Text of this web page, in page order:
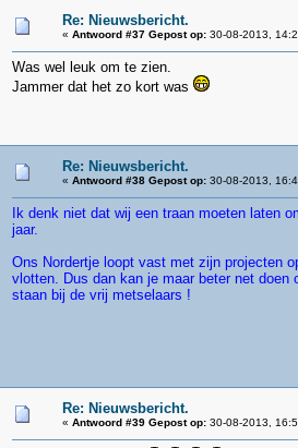
Re: Nieuwsbericht.
« Antwoord #37 Gepost op:30-08-2013,
Was wel leuk om te zien.
Jammer dat het zo kort was
Re: Nieuwsbericht.
« Antwoord #38 Gepost op:30-08-2013,
Ik denk niet dat wij een traan moeten laten
jaar.
Ons Nordertje loopt vast met zijn projecten
vlotten. Dus dan kan je maar beter net
staan bij de vrij metselaars !
Re: Nieuwsbericht.
« Antwoord #39 Gepost op:30-08-2013,